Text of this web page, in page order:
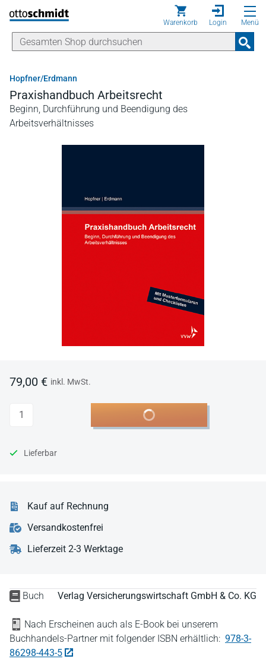
Direkt zum Inhalt
Warenkorb Login Menü
Hopfner/Erdmann
Praxishandbuch Arbeitsrecht
Beginn, Durchführung und Beendigung des
Arbeitsverhältnisses
Buch Verlag Versicherungswirtschaft GmbH & Co. KG
Nach Erscheinen auch als E-Book bei unserem
Buchhandels-Partner mit folgender ISBN erhältlich: 978-3-
86298-443-5
79,00 € inkl. MwSt.
Anzahl In den Warenkorb
Lieferbar
Kauf auf Rechnung
Versandkostenfrei
Lieferzeit 2-3 Werktage